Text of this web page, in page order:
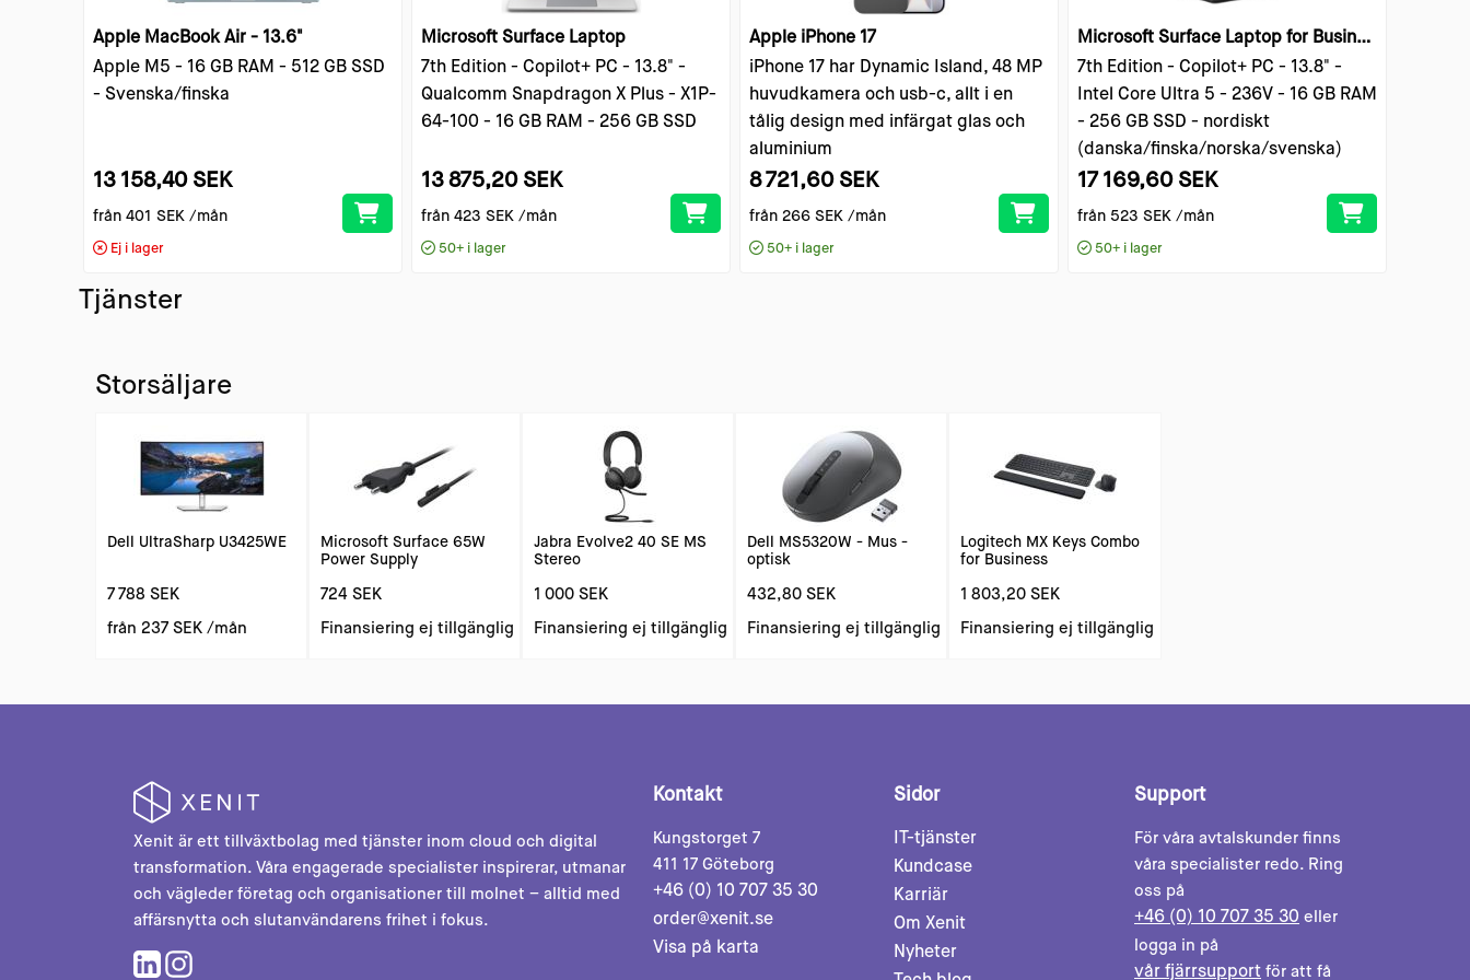
Apple MacBook Air - 13.6"
Apple M5 - 16 GB RAM - 512 GB SSD
- Svenska/finska
13 158,40 SEK
från 401 SEK /mån
Ej i lager
Microsoft Surface Laptop
7th Edition - Copilot+ PC - 13.8" -
Qualcomm Snapdragon X Plus - X1P-
64-100 - 16 GB RAM - 256 GB SSD
13 875,20 SEK
från 423 SEK /mån
50+ i lager
Apple iPhone 17
iPhone 17 har Dynamic Island, 48 MP
huvudkamera och usb-c, allt i en
tålig design med infärgat glas och
aluminium
8 721,60 SEK
från 266 SEK /mån
50+ i lager
Microsoft Surface Laptop for Business
7th Edition - Copilot+ PC - 13.8" -
Intel Core Ultra 5 - 236V - 16 GB RAM
- 256 GB SSD - nordiskt
(danska/finska/norska/svenska)
17 169,60 SEK
från 523 SEK /mån
50+ i lager
Tjänster
Storsäljare
Dell UltraSharp U3425WE
7 788 SEK
från 237 SEK /mån
Microsoft Surface 65W
Power Supply
724 SEK
Finansiering ej tillgänglig
Jabra Evolve2 40 SE MS
Stereo
1 000 SEK
Finansiering ej tillgänglig
Dell MS5320W - Mus -
optisk
432,80 SEK
Finansiering ej tillgänglig
Logitech MX Keys Combo
for Business
1 803,20 SEK
Finansiering ej tillgänglig
Xenit är ett tillväxtbolag med tjänster inom cloud och digital
transformation. Våra engagerade specialister inspirerar, utmanar
och vägleder företag och organisationer till molnet – alltid med
affärsnytta och slutanvändarens frihet i fokus.
Kontakt
Kungstorget 7
411 17 Göteborg
+46 (0) 10 707 35 30
order@xenit.se
Visa på karta
Sidor
IT-tjänster
Kundcase
Karriär
Om Xenit
Nyheter
Support
För våra avtalskunder finns
våra specialister redo. Ring
oss på
+46 (0) 10 707 35 30 eller
logga in på
vår fjärrsupport för att få